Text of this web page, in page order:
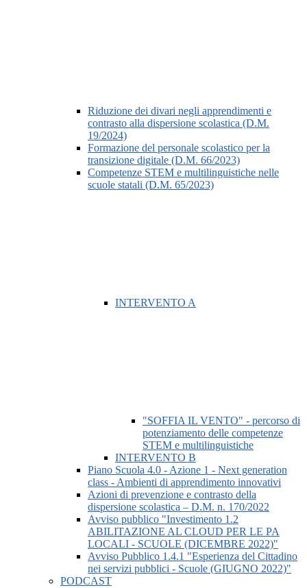
Riduzione dei divari negli apprendimenti e
contrasto alla dispersione scolastica (D.M.
19/2024)
Formazione del personale scolastico per la
transizione digitale (D.M. 66/2023)
Competenze STEM e multilinguistiche nelle
scuole statali (D.M. 65/2023)
INTERVENTO A
"SOFFIA IL VENTO" - percorso di
potenziamento delle competenze
STEM e multilinguistiche
INTERVENTO B
Piano Scuola 4.0 - Azione 1 - Next generation
class - Ambienti di apprendimento innovativi
Azioni di prevenzione e contrasto della
dispersione scolastica – D.M. n. 170/2022
Avviso pubblico "Investimento 1.2
ABILITAZIONE AL CLOUD PER LE PA
LOCALI - SCUOLE (DICEMBRE 2022)"
Avviso Pubblico 1.4.1 "Esperienza del Cittadino
nei servizi pubblici - Scuole (GIUGNO 2022)"
PODCAST